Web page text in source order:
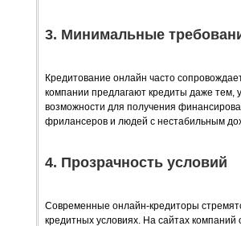
3. Минимальные
Кредитование онлайн часто
компании предлагают кредиты даже тем,
возможности для получения
фрилансеров и людей с нестабильным
4. Прозрачность условий
Современные онлайн-кредиторы
кредитных условиях. На сайтах